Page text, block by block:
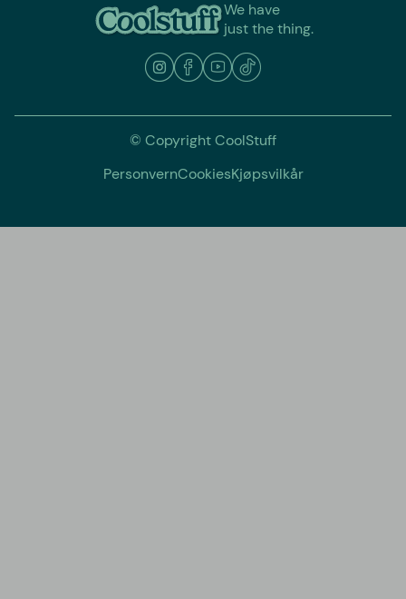
We have
just the thing.
© Copyright CoolStuff
PersonvernCookiesKjøpsvilkår